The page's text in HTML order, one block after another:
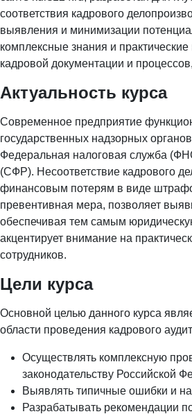
соответствия кадрового
выявления и минимизации
комплексные знания и
кадровой документации и
Актуальность курса
Современное предприятие
государственных надзорных
Федеральная налоговая служба
(СФР). Несоответствие кадрового
финансовым потерям в виде
превентивная мера, позволяет
обеспечивая тем самым
акцентирует внимание на
сотрудников.
Цели курса
Основной целью данного курса
области проведения кадрового
Осуществлять комплексную
законодательству Российской
Выявлять типичные ошибки и
Разрабатывать рекомендации